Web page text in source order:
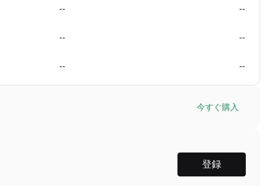
-- --
-- --
-- --
今すぐ購入
登録